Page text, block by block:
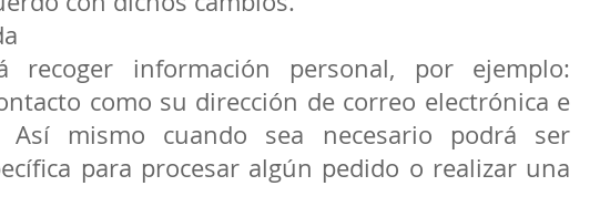
información personal, por ejemplo:
como su dirección de correo electrónica e
Así mismo cuando sea necesario podrá ser
para procesar algún pedido o realizar una